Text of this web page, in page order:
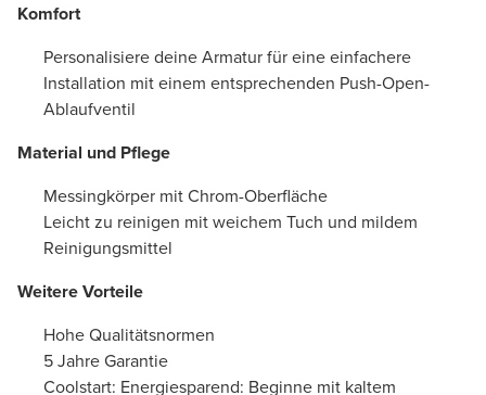
Komfort
Personalisiere deine Armatur für eine einfachere
Installation mit einem entsprechenden Push-Open-
Ablaufventil
Material und Pflege
Messingkörper mit Chrom-Oberfläche
Leicht zu reinigen mit weichem Tuch und mildem
Reinigungsmittel
Weitere Vorteile
Hohe Qualitätsnormen
5 Jahre Garantie
Coolstart: Energiesparend: Beginne mit kaltem